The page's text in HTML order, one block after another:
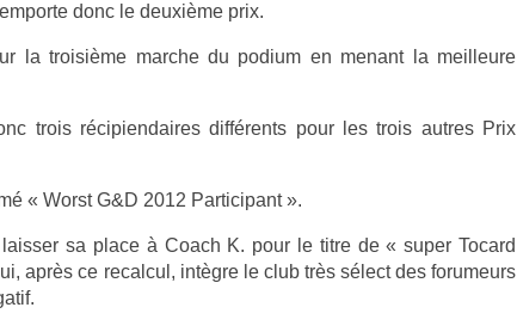
donc le deuxième prix.
la troisiè­me marche du podium en menant la meil­leure
trois récipien­daires différents pour les trois aut­res Prix
« Worst G&D 2012 Par­ticipant ».
sa place à Coach K. pour le titre de « super Tocard
après ce re­cal­cul, intègre le club très sélect des forumeurs